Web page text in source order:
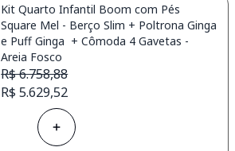
Kit Quarto Infantil Boom com Pés
Square Mel - Berço Slim + Poltrona Ginga
e Puff Ginga + Cômoda 4 Gavetas -
Areia Fosco
R$ 6.758,88
R$ 5.629,52